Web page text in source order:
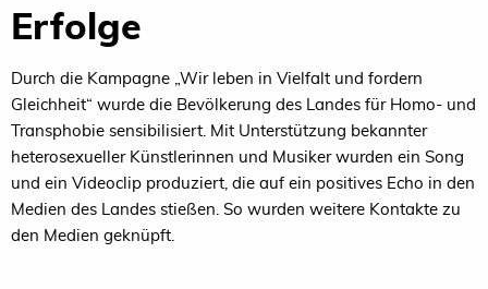
Erfolge
Durch die Kampagne „Wir leben in Vielfalt und fordern
Gleichheit“ wurde die Bevölkerung des Landes für Homo- und
Transphobie sensibilisiert. Mit Unterstützung bekannter
heterosexueller Künstlerinnen und Musiker wurden ein Song
und ein Videoclip produziert, die auf ein positives Echo in den
Medien des Landes stießen. So wurden weitere Kontakte zu
den Medien geknüpft.